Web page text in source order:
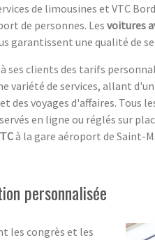
de limousines et VTC
de personnes. Lesvoitures
garantissent une qualité de
ses clients des tarifs
variété de services, allant
des voyages d'affaires. Tous
en ligne ou réglés sur
à la gare aéroport de Saint-
personnalisée
les congrès et les